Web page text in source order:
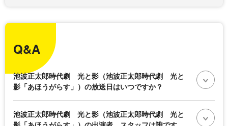
Q&A
池波正太郎時代劇 光と影（池波正太郎時代劇 光と
影「あほうがらす」）の放送日はいつですか？
池波正太郎時代劇 光と影（池波正太郎時代劇 光と